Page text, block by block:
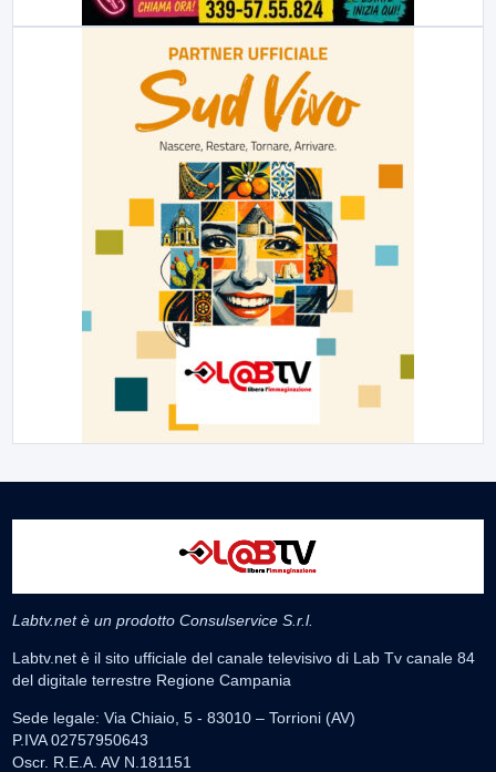
Labtv.net è un prodotto Consulservice S.r.l.
Labtv.net è il sito ufficiale del canale televisivo di Lab Tv canale 84
del digitale terrestre Regione Campania
Sede legale: Via Chiaio, 5 - 83010 – Torrioni (AV)
P.IVA 02757950643
Oscr. R.E.A. AV N.181151